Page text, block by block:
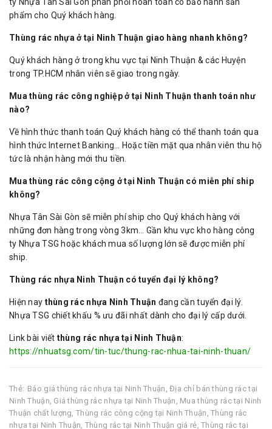
phẩm cho Quý khách hàng.
Thùng rác nhựa ở tại Ninh Thuận giao hàng nhanh không?
Quý khách hàng ở trong khu vực tại Ninh Thuận & các Huyện
trong TP.HCM nhân viên sẽ giao trong ngày.
Mua thùng rác công nghiệp ở tại Ninh Thuận thanh toán như
nào?
Về hình thức thanh toán Quý khách hàng có thể thanh toán qua
hình thức Internet Banking… Hoặc tiền mặt qua nhân viên thu hộ
tức là nhận hàng mới thu tiền.
Mua thùng rác công cộng ở tại Ninh Thuận có miễn phí ship
không?
Nhựa Tân Sài Gòn sẽ miễn phí ship cho Quý khách hàng với
những đơn hàng trong vòng 3km… Gần khu vực kho hàng công
ty Nhựa TSG hoặc khách mua số lượng lớn sẽ được miễn phí
ship.
Thùng rác nhựa Ninh Thuận có tuyển đại lý không?
Hiện nay thùng rác nhựa Ninh Thuận đang cần tuyển đại lý.
Nhựa TSG chiết khấu % ưu đãi nhất dành cho đại lý cấp dưới.
Link bài viết thùng rác nhựa tại Ninh Thuận:
https://nhuatsg.com/tin-tuc/thung-rac-nhua-tai-ninh-thuan/
Thẻ: Báo giá thùng rác nhựa tại Ninh Thuận ,Địa chỉ bán thùng rác tại
Ninh Thuận, Giá thùng rác nhựa tại Ninh Thuận , Mua thùng rác tại Ninh
Thuận chất lượng,Thùng rác công cộng tại Ninh Thuận ,Thùng rác
nhựa tại Ninh Thuận, Thùng rác tại Ninh Thuận giá rẻ,Thùng rác tại